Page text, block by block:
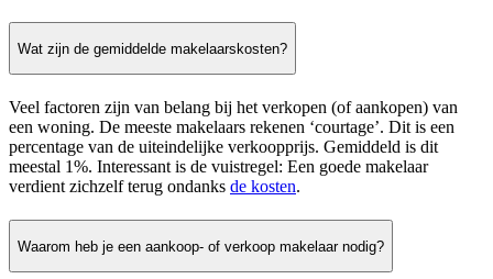
Wat zijn de gemiddelde makelaarskosten?
Veel factoren zijn van belang bij het verkopen (of aankopen) van
een woning. De meeste makelaars rekenen ‘courtage’. Dit is een
percentage van de uiteindelijke verkoopprijs. Gemiddeld is dit
meestal 1%. Interessant is de vuistregel: Een goede makelaar
verdient zichzelf terug ondanks de kosten.
Waarom heb je een aankoop- of verkoop makelaar nodig?